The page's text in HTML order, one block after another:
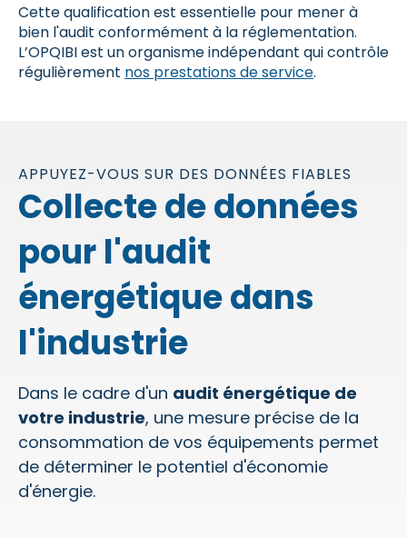
Cette qualification est essentielle pour mener à
bien l'audit conformément à la réglementation.
L’OPQIBI est un organisme indépendant qui contrôle
régulièrement nos prestations de service.
APPUYEZ-VOUS SUR DES DONNÉES FIABLES
Collecte de données
pour l'audit
énergétique dans
l'industrie
Dans le cadre d'un audit énergétique de
votre industrie, une mesure précise de la
consommation de vos équipements permet
de déterminer le potentiel d'économie
d'énergie.